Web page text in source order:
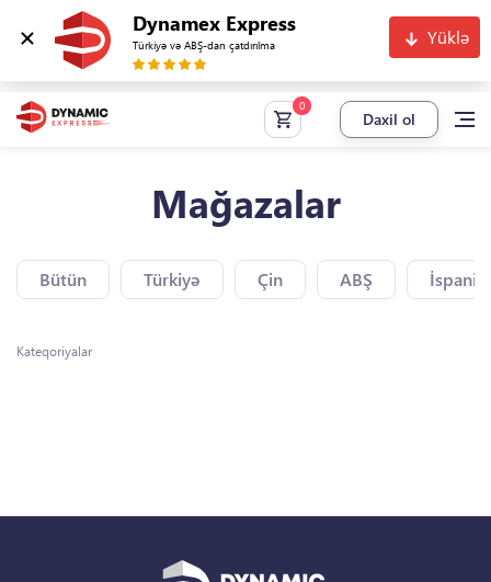
Dynamex Express
Türkiyə və ABŞ-dan çatdırılma Yüklə
Daxil ol
Mağazalar
Bütün Türkiyə Çin ABŞ
Kateqoriyalar